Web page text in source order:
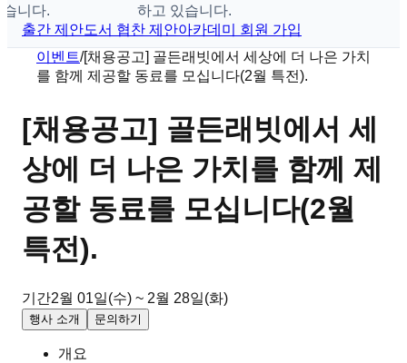
니다.
하고 있습니다.
출간 제안도서 협찬 제안아카데미 회원 가입
이벤트/[채용공고] 골든래빗에서 세상에 더 나은 가치
를 함께 제공할 동료를 모십니다(2월 특전).
[채용공고] 골든래빗에서 세
상에 더 나은 가치를 함께 제
공할 동료를 모십니다(2월
특전).
기간2월 01일(수) ~ 2월 28일(화)
행사 소개 문의하기
개요